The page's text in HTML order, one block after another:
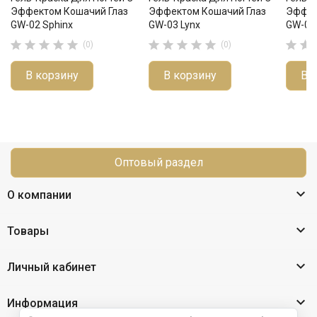
Эффектом Кошачий Глаз
GW-02 Sphinx
     (0)
В корзину
Эффектом Кошачий Глаз
GW-03 Lynx
     (0)
В корзину
GW-
 
В
Оптовый раздел
О компании 
Товары 
Личный кабинет 
Информация 